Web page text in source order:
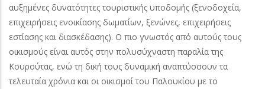
αυξημένες δυνατότητες τουριστικής υποδομής (ξενοδοχεία,
επιχειρήσεις ενοικίασης δωματίων, ξενώνες, επιχειρήσεις
εστίασης και διασκέδασης). Ο πιο γνωστός από αυτούς τους
οικισμούς είναι αυτός στην πολυσύχναστη παραλία της
Κουρούτας, ενώ τη δική τους δυναμική αναπτύσσουν τα
τελευταία χρόνια και οι οικισμοί του Παλουκίου με το